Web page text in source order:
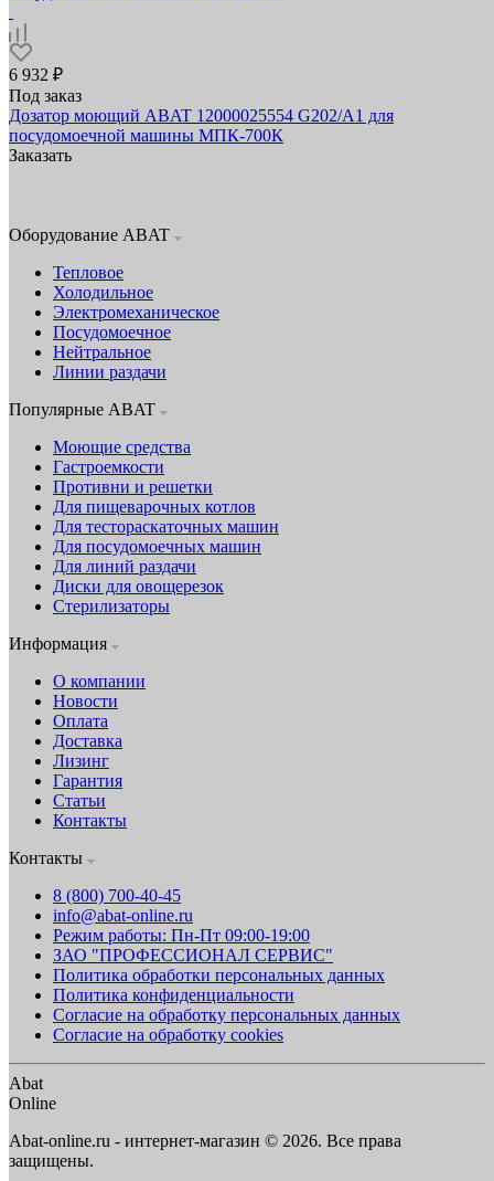
6 932 ₽
Под заказ
Дозатор моющий ABAT 12000025554 G202/A1 для
посудомоечной машины МПК-700К
Заказать
Оборудование ABAT
Тепловое
Холодильное
Электромеханическое
Посудомоечное
Нейтральное
Линии раздачи
Популярные ABAT
Моющие средства
Гастроемкости
Противни и решетки
Для пищеварочных котлов
Для тестораскаточных машин
Для посудомоечных машин
Для линий раздачи
Диски для овощерезок
Стерилизаторы
Информация
О компании
Новости
Оплата
Доставка
Лизинг
Гарантия
Статьи
Контакты
Контакты
8 (800) 700-40-45
info@abat-online.ru
Режим работы: Пн-Пт 09:00-19:00
ЗАО "ПРОФЕССИОНАЛ СЕРВИС"
Политика обработки персональных данных
Политика конфиденциальности
Согласие на обработку персональных данных
Согласие на обработку cookies
Abat
Online
Abat-online.ru - интернет-магазин © 2026. Все права
защищены.